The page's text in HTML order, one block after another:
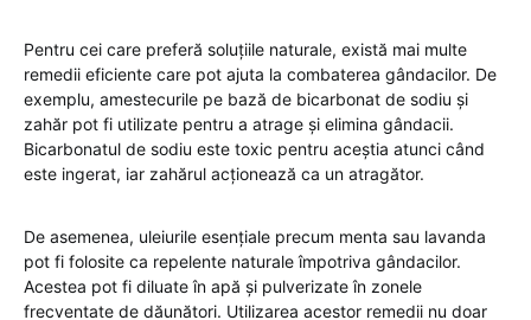
Pentru cei care preferă soluțiile naturale, există mai multe
remedii eficiente care pot ajuta la combaterea gândacilor. De
exemplu, amestecurile pe bază de bicarbonat de sodiu și
zahăr pot fi utilizate pentru a atrage și elimina gândacii.
Bicarbonatul de sodiu este toxic pentru aceștia atunci când
este ingerat, iar zahărul acționează ca un atragător.
De asemenea, uleiurile esențiale precum menta sau lavanda
pot fi folosite ca repelente naturale împotriva gândacilor.
Acestea pot fi diluate în apă și pulverizate în zonele
frecventate de dăunători. Utilizarea acestor remedii nu doar